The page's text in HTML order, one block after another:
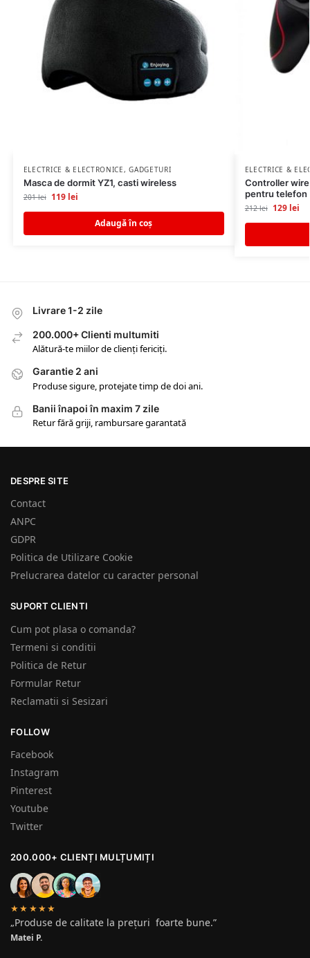
ELECTRICE & ELECTRONICE,GADGETURI
Masca de dormit YZ1, casti wireless
201lei 119 lei
Adaugă în coș
ELECTRICE &
Controller
pentru telefon
212lei 129 lei
Livrare 1-2 zile
200.000+ Clienti multumiti
Alătură-te miilor de clienți fericiți.
Garantie 2 ani
Produse sigure, protejate timp de doi ani.
Banii înapoi în maxim 7 zile
Retur fără griji, rambursare garantată
DESPRE SITE
Contact
ANPC
GDPR
Politica de Utilizare Cookie
Prelucrarea datelor cu caracter personal
SUPORT CLIENTI
Cum pot plasa o comanda?
Termeni si conditii
Politica de Retur
Formular Retur
Reclamatii si Sesizari
FOLLOW
Facebook
Instagram
Pinterest
Youtube
Twitter
200.000+ CLIENȚI MULȚUMIȚI
★★★★★
„Produse de calitate la prețuri foarte bune.”
Matei P.